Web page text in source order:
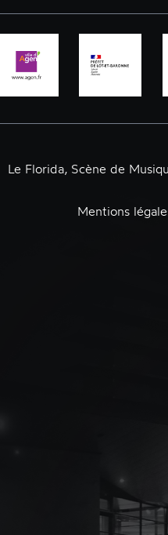
Le Florida, Scène de
Mentions